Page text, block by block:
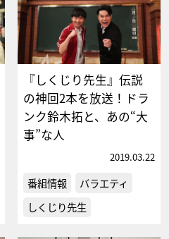
『しくじり先生』伝説
の神回2本を放送！ドラ
ンク鈴木拓と、あの“大
事”な人
2019.03.22
番組情報
バラエティ
しくじり先生